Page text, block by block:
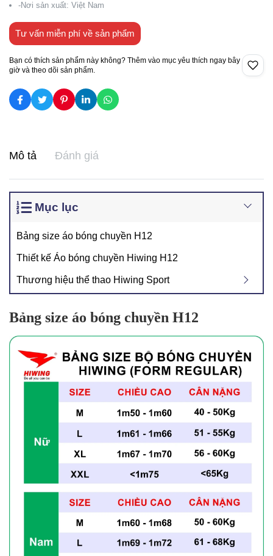
-Nơi sản xuất: Việt Nam
Tư vấn miễn phí về sản phẩm
Bạn có thích sản phẩm này không? Thêm vào mục yêu thích ngay bây
giờ và theo dõi sản phẩm.
Mô tả Đánh giá
Mục lục
Bảng size áo bóng chuyền H12
Thiết kế Áo bóng chuyền Hiwing H12
Thương hiệu thể thao Hiwing Sport
Bảng size áo bóng chuyền H12